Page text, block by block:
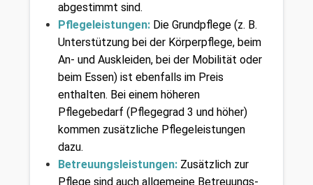
abgestimmt sind.
Pflegeleistungen: Die Grundpflege (z. B.
Unterstützung bei der Körperpflege, beim
An- und Auskleiden, bei der Mobilität oder
beim Essen) ist ebenfalls im Preis
enthalten. Bei einem höheren
Pflegebedarf (Pflegegrad 3 und höher)
kommen zusätzliche Pflegeleistungen
dazu.
Betreuungsleistungen: Zusätzlich zur
Pflege sind auch allgemeine Betreuungs-